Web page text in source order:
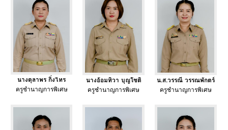
นางตุลาพร กิ่งไทร
ครูชำนาญการพิเศษ
นางอ้อมทิวา บุญโชติ
ครูชำนาญการพิเศษ
น.ส.วรรณี วรรณพักตร์
ครูชำนาญการพิเศษ